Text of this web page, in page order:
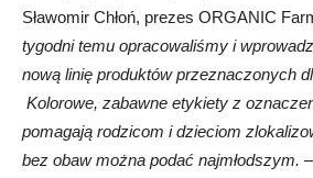
Sławomir Chłoń, prezes ORGANIC
tygodni temu opracowaliśmy i
nową linię produktów przeznaczonych
Kolorowe, zabawne etykiety z
pomagają rodzicom i dzieciom
bez obaw można podać najmłodszym.